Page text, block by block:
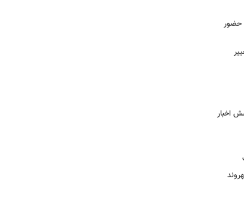
حضور
اخبار